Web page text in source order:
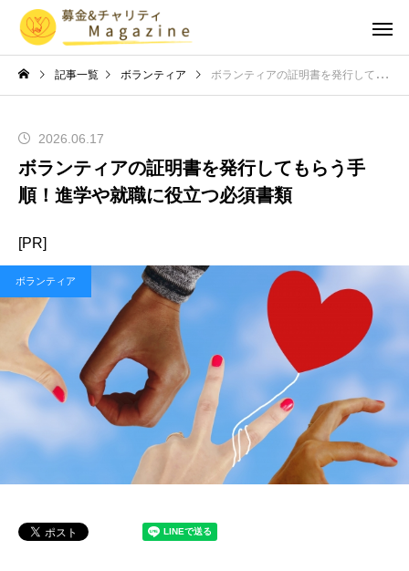
記事一覧 ボランティア ボランティアの証明書を発行してもらう手順！進学や就職に役立つ必須書類
2026.06.17
ボランティアの証明書を発行してもらう手
順！進学や就職に役立つ必須書類
[PR]
ボランティア